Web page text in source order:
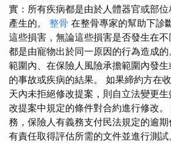
實：所有疾病都是由於人體器官或部
產生的。 整骨 在整骨專家的幫助下診
這些損害，無論這些損害是否發生在
都是由寵物出於同一原因的行為造成
範圍內、在保險人風險承擔範圍內發
的事故或疾病的結果。 如果締約方在
天內未拒絕修改提案，則自立法變更
改提案中規定的條件對合約進行修改
務，保險人有義務支付民法規定的逾
有責任取得評估所需的文件並進行測試